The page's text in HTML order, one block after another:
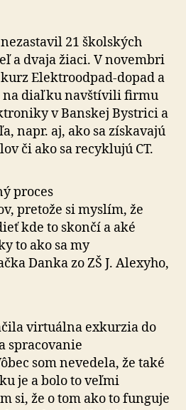
21 školských
a dvaja žiaci. V novembri
Elektroodpad-dopad a
na diaľku navštívili firmu
v Banskej Bystrici a
napr. aj, ako sa získavajú
či ako sa recyklujú CT.
proces
pretože si myslím, že
kde to skončí a aké
to ako sa my
Danka zo ZŠ J. Alexyho,
virtuálna exkurzia do
spracovanie
som nevedela, že také
je a bolo to veľmi
si, že o tom ako to funguje